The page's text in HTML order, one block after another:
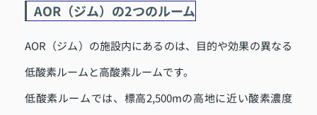
AOR（ジム）の2つのルーム
AOR（ジム）の施設内にあるのは、目的や効果の異なる
低酸素ルームと高酸素ルームです。
低酸素ルームでは、標高2,500mの高地に近い酸素濃度